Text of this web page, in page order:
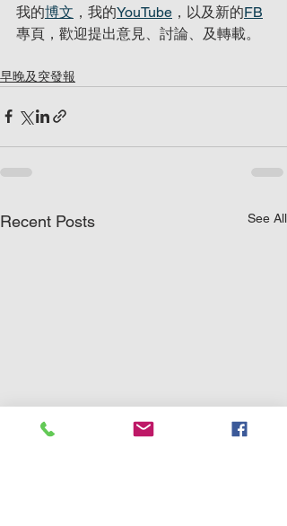
我的博文 ，我的YouTube ，以及新的FB
專頁，歡迎提出意見、討論、及轉載。
早晚及突發報
Recent Posts See All